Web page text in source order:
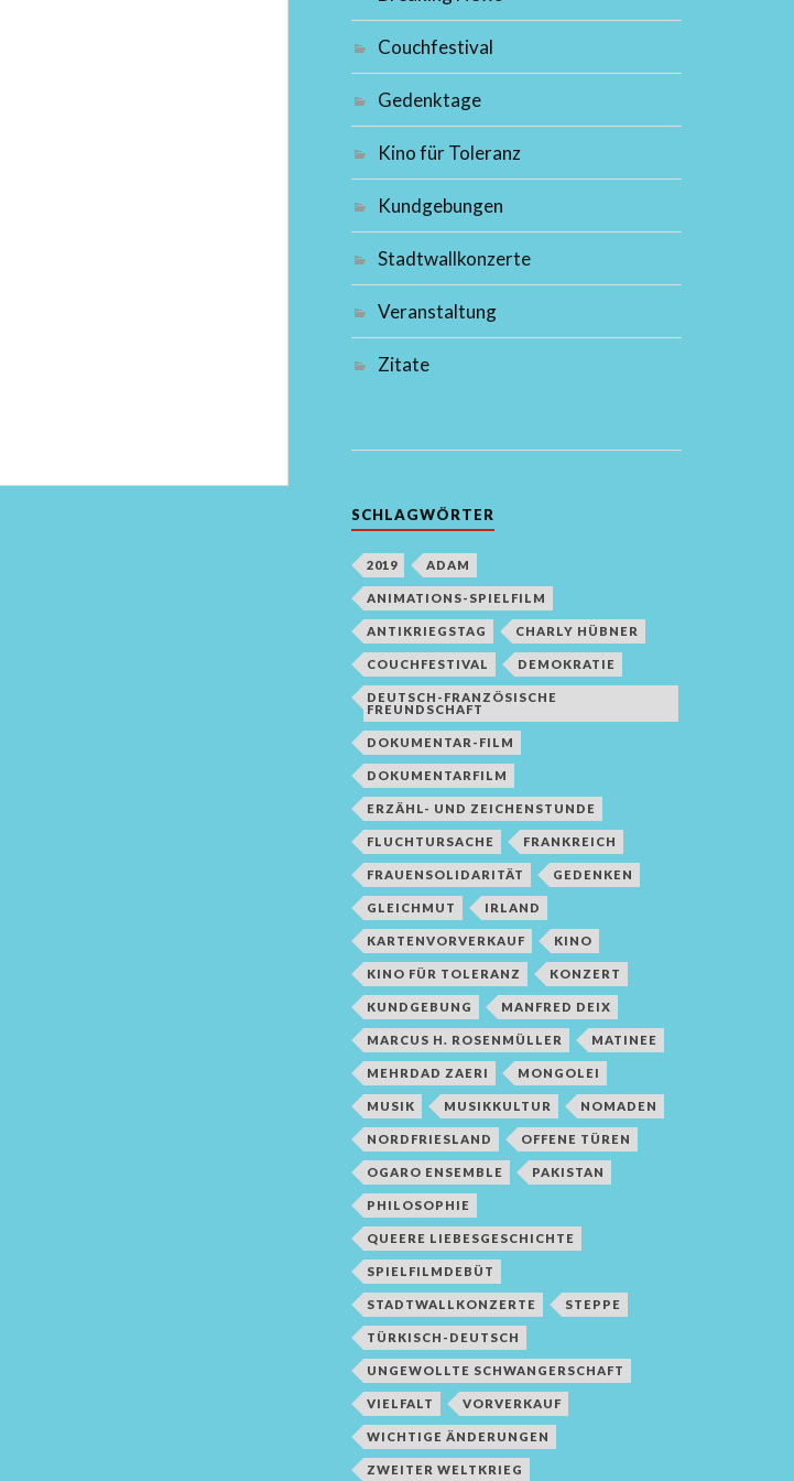
Couchfestival
Gedenktage
Kino für Toleranz
Kundgebungen
Stadtwallkonzerte
Veranstaltung
Zitate
SCHLAGWÖRTER
2019 ADAM
ANIMATIONS-SPIELFILM
ANTIKRIEGSTAG CHARLY HÜBNER
COUCHFESTIVAL DEMOKRATIE
DEUTSCH-FRANZÖSISCHE
FREUNDSCHAFT
DOKUMENTAR-FILM
DOKUMENTARFILM
ERZÄHL- UND ZEICHENSTUNDE
FLUCHTURSACHE FRANKREICH
FRAUENSOLIDARITÄT GEDENKEN
GLEICHMUT IRLAND
KARTENVORVERKAUF KINO
KINO FÜR TOLERANZ KONZERT
KUNDGEBUNG MANFRED DEIX
MARCUS H. ROSENMÜLLER MATINEE
MEHRDAD ZAERI MONGOLEI
MUSIK MUSIKKULTUR NOMADEN
NORDFRIESLAND OFFENE TÜREN
OGARO ENSEMBLE PAKISTAN
PHILOSOPHIE
QUEERE LIEBESGESCHICHTE
SPIELFILMDEBÜT
STADTWALLKONZERTE STEPPE
TÜRKISCH-DEUTSCH
UNGEWOLLTE SCHWANGERSCHAFT
VIELFALT VORVERKAUF
WICHTIGE ÄNDERUNGEN
ZWEITER WELTKRIEG